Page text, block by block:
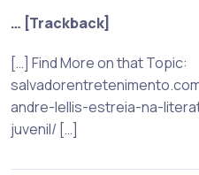
… [Trackback]
[…] Find More on that Topic:
andre-lellis-estreia-na-
juvenil/ […]